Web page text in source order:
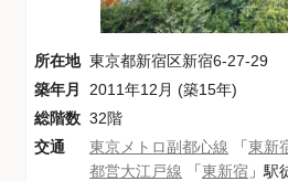
所在地 東京都新宿区新宿6-27-29
築年月
2011年12月 (築15年)
総階数 32階
交通
東京メトロ副都心線 「東新
都営大江戸線 「東新宿 」駅